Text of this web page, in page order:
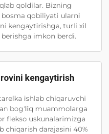
qoldilar. Bizning
qobiliyati ularni
kengaytirishga, turli xil
imkon berdi.
kengaytirish
ishlab chiqaruvchi
bog'liq muammolarga
flekso uskunalarimizga
chiqarish darajasini 40%